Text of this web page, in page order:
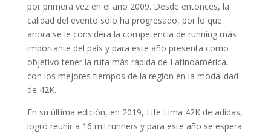
por primera vez en el año 2009. Desde entonces, la
calidad del evento sólo ha progresado, por lo que
ahora se le considera la competencia de running más
importante del país y para este año presenta como
objetivo tener la ruta más rápida de Latinoamérica,
con los mejores tiempos de la región en la modalidad
de 42K.
En su última edición, en 2019, Life Lima 42K de adidas,
logró reunir a 16 mil runners y para este año se espera